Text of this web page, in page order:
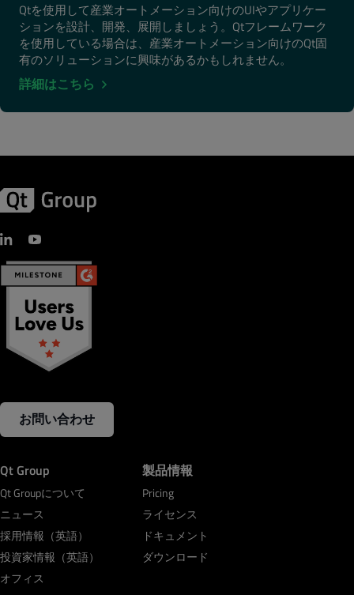
Qtを使用して産業オートメーション向けのUIやアプリケー
ションを設計、開発、展開しましょう。Qtフレームワーク
を使用している場合は、産業オートメーション向けのQt固
有のソリューションに興味があるかもしれません。
詳細はこちら
お問い合わせ
Qt Group
Qt Groupについて
ニュース
採用情報（英語）
投資家情報（英語）
オフィス
製品情報
Pricing
ライセンス
ドキュメント
ダウンロード